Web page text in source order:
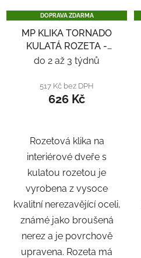
DOPRAVA ZDARMA
MP KLIKA TORNADO
KULATÁ ROZETA -
NEREZ
do 2 až 3 týdnů
517 Kč bez DPH
626 Kč
Rozetová klika na
interiérové ​​dveře s
kulatou rozetou je
vyrobena z vysoce
kvalitní nerezavějící oceli,
známé jako broušená
nerez a je povrchově
upravena. Rozeta má